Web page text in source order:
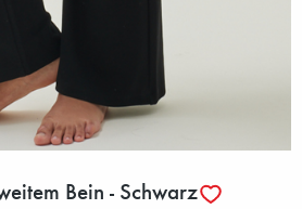
Bein - Schwarz